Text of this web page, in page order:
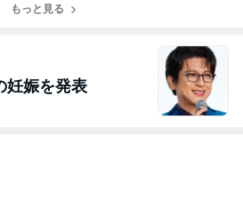
もっと見る
妊娠を発表